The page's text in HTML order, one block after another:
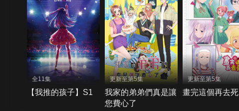
全11集
【我推的孩子】S1
更新至第5集
我家的弟弟們真是讓
您費心了
更新至第5集
畫完這個再去死